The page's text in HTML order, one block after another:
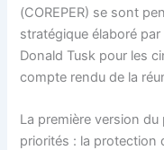
(COREPER) se sont
stratégique élaboré
Donald Tusk pour les
compte rendu de la
La première version
priorités : la protection